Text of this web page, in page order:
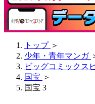
トップ ＞
少年・青年マンガ
ビッグコミックス
国宝 ＞
国宝 3